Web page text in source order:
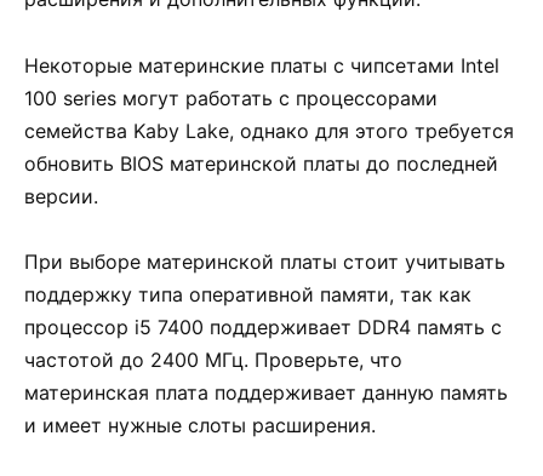
Некоторые материнские платы с чипсетами Intel
100 series могут работать с процессорами
семейства Kaby Lake, однако для этого требуется
обновить BIOS материнской платы до последней
версии.
При выборе материнской платы стоит учитывать
поддержку типа оперативной памяти, так как
процессор i5 7400 поддерживает DDR4 память с
частотой до 2400 МГц. Проверьте, что
материнская плата поддерживает данную память
и имеет нужные слоты расширения.